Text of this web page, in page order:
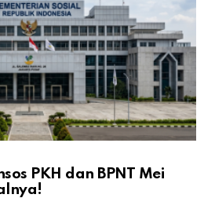
PKH dan BPNT Mei